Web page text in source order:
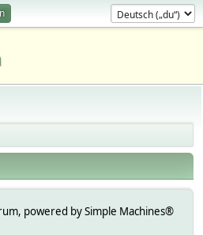
powered by Simple Machines®